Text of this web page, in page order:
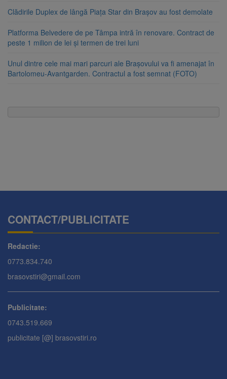
Clădirile Duplex de lângă Piața Star din Brașov au fost demolate
Platforma Belvedere de pe Tâmpa intră în renovare. Contract de
peste 1 milion de lei și termen de trei luni
Unul dintre cele mai mari parcuri ale Brașovului va fi amenajat în
Bartolomeu-Avantgarden. Contractul a fost semnat (FOTO)
CONTACT/PUBLICITATE
Redactie:
0773.834.740
brasovstiri@gmail.com
Publicitate:
0743.519.669
publicitate [@] brasovstiri.ro